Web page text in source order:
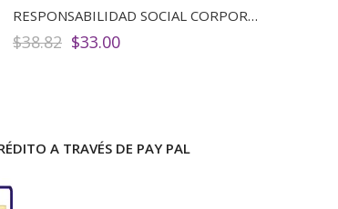
RESPONSABILIDAD SOCIAL CORPORATIVA
$38.82 El
$33.00El
A TRAVÉS DE PAY PAL